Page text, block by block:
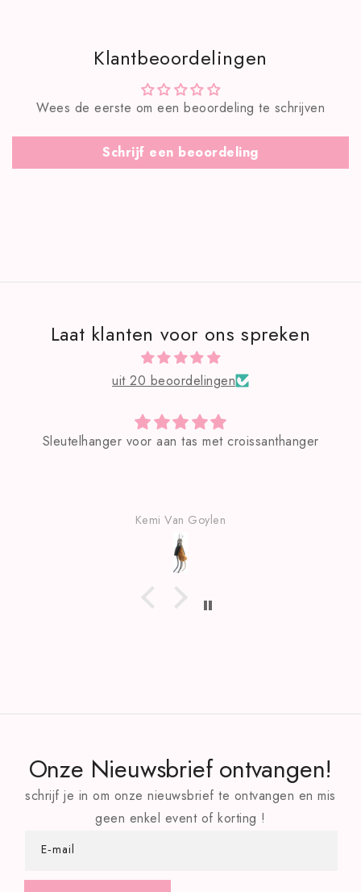
Klantbeoordelingen
Wees de eerste om een beoordeling te schrijven
Schrijf een beoordeling
Laat klanten voor ons spreken
uit 20 beoordelingen
croissanthanger Zeer mooie
Onze Nieuwsbrief ontvangen!
schrijf je in om onze nieuwsbrief te ontvangen en mis
geen enkel event of korting !
E‑mail